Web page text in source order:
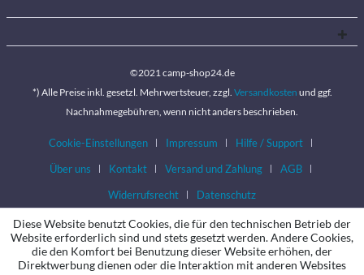
©2021 camp-shop24.de
*) Alle Preise inkl. gesetzl. Mehrwertsteuer, zzgl. Versandkosten und ggf.
Nachnahmegebühren, wenn nicht anders beschrieben.
Cookie-Einstellungen Impressum
Hilfe / Support
Über uns
Kontakt Versand und Zahlung
AGB
Widerrufsrecht
Datenschutz
Diese Website benutzt Cookies, die für den technischen Betrieb der
Website erforderlich sind und stets gesetzt werden. Andere Cookies,
die den Komfort bei Benutzung dieser Website erhöhen, der
Direktwerbung dienen oder die Interaktion mit anderen Websites